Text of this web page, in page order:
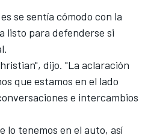
se sentía cómodo con la
listo para defenderse si
dijo. "La aclaración
que estamos en el lado
e intercambios
lo tenemos en el auto, así